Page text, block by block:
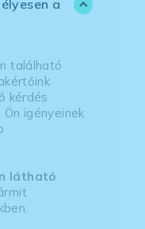
a
található
kérdés
igényeinek
látható